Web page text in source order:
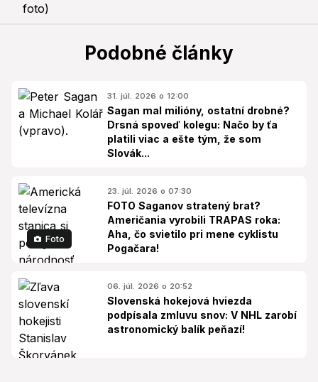
Podobné články
31. júl. 2026 o 12:00
Sagan mal milióny, ostatní drobné?
Drsná spoveď kolegu: Načo by ťa
platili viac a ešte tým, že som
Slovák...
Foto
23. júl. 2026 o 07:30
FOTO Saganov stratený brat?
Američania vyrobili TRAPAS roka:
Aha, čo svietilo pri mene cyklistu
Pogačara!
06. júl. 2026 o 20:52
Slovenská hokejová hviezda
podpísala zmluvu snov: V NHL zarobí
astronomický balík peňazí!